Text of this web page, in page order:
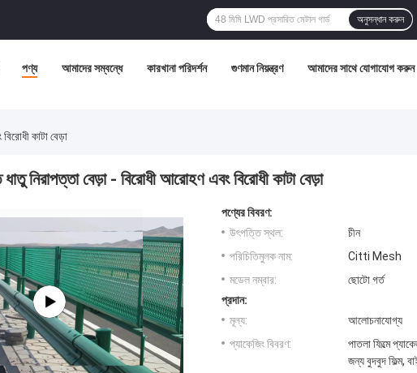
অনুসন্ধান করুন
পণ্য আমাদের সম্বন্ধে কারখানা পরিদর্শন গুণমান নিয়ন্ত্রণ আমাদের সাথে যোগাযোগ করুন
কাটা বেড়া
ধাতু নিরাপত্তা বেড়া - বিরোধী আরোহণ এবং বিরোধী কাটা বেড়া
পণ্যের বিবরণ:
উৎপত্তি স্থল:
চীন
পরিচিতিমুলক নাম:
Citti Mesh
মডেল নম্বার:
ছোটো গর্ত
প্রদান:
মূল্য:
আলোচনাযোগ্য
প্যাকেজিং বিবরণ:
পাতলা ফিল্মে
জন্য বুদবুদ ফিল্ম,